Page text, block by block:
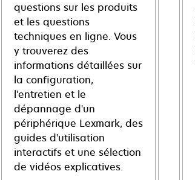
questions sur les produits
et les questions
techniques en ligne. Vous
y trouverez des
informations détaillées sur
la configuration,
l'entretien et le
dépannage d'un
périphérique Lexmark, des
guides d'utilisation
interactifs et une sélection
de vidéos explicatives.